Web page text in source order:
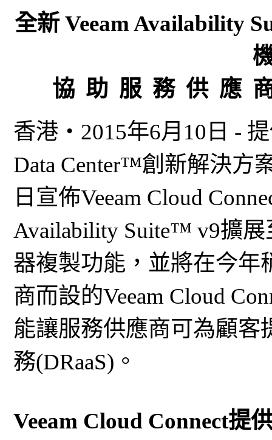
全新 Veeam Availability
協 助 服 務 供 應
香港‧2015年6月10日 -
Data Center™創新解決方
日宣佈Veeam Cloud
Availability Suite™ v9擴
器複製功能，並將在今年
商而設的Veeam Cloud
能讓服務供應商可為顧
務(DRaaS)。
Veeam Cloud Connect提